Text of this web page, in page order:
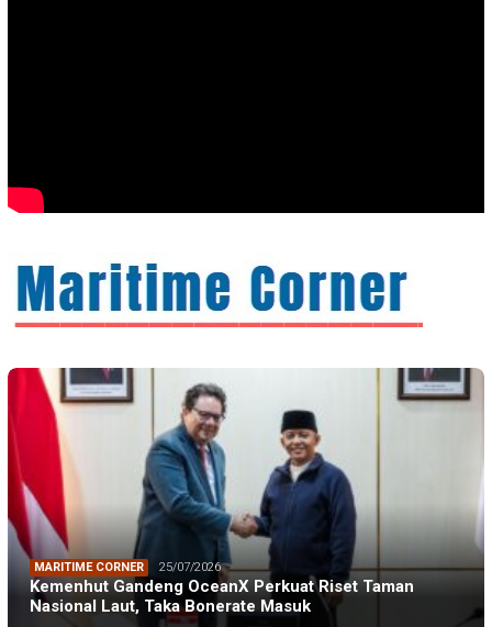
MARITIME CORNER 25/07/2026
Kemenhut Gandeng OceanX Perkuat Riset Taman
Nasional Laut, Taka Bonerate Masuk